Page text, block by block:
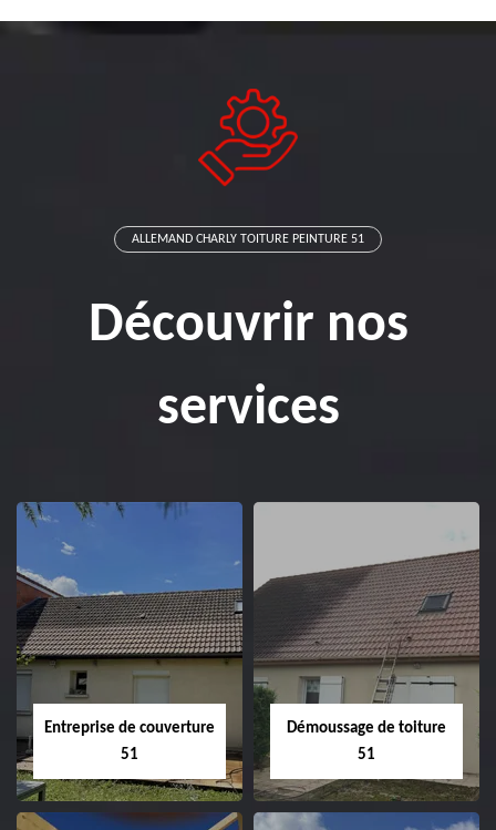
ALLEMAND CHARLY TOITURE PEINTURE 51
Découvrir nos
services
Entreprise de couverture
51
Démoussage de toiture
51